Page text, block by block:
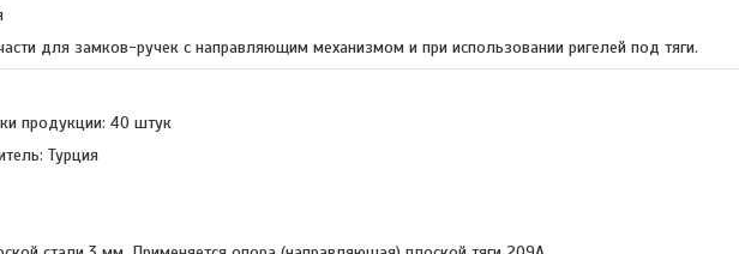
для замков-ручек с направляющим механизмом и при использовании ригелей под тяги.
продукции: 40 штук
Турция